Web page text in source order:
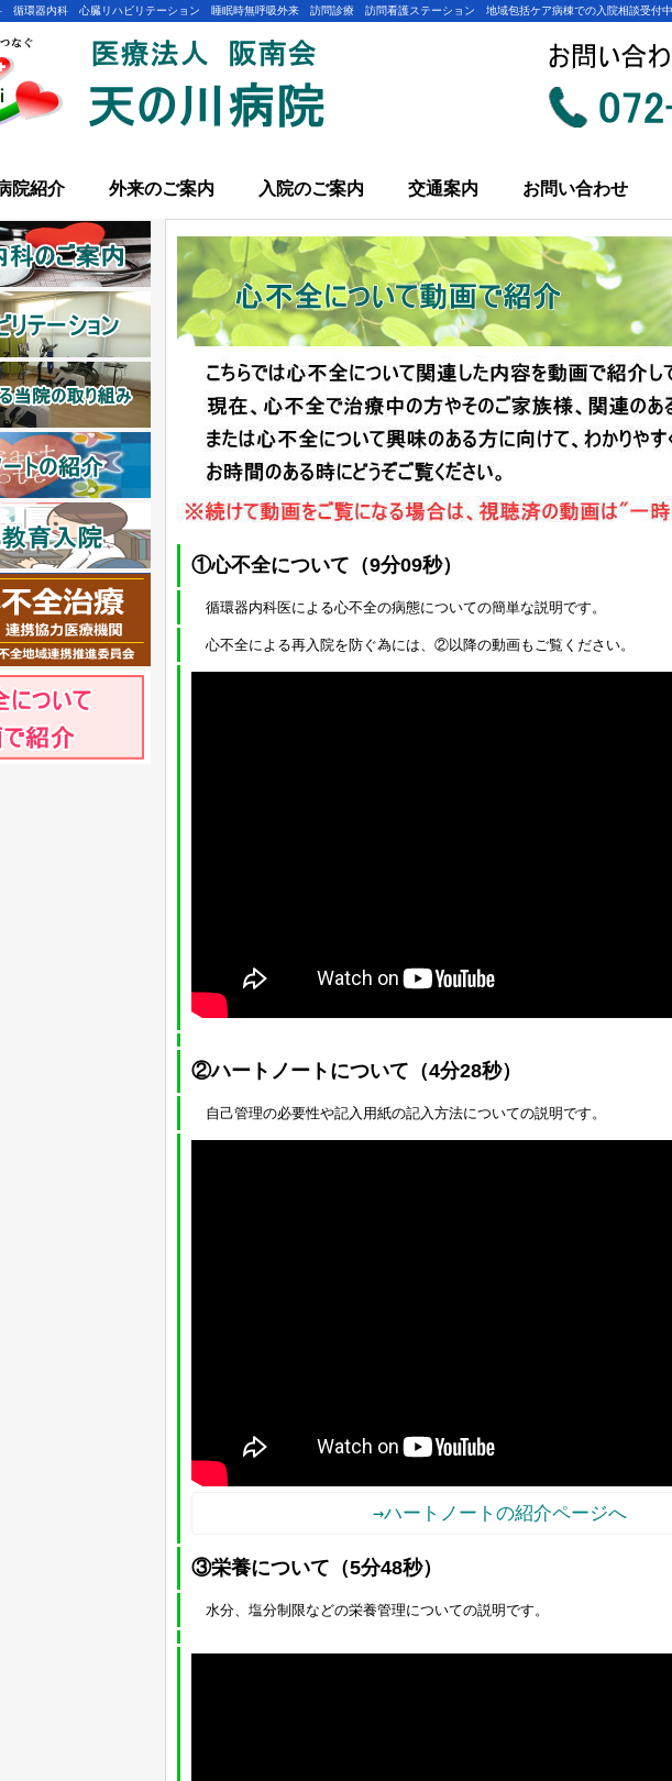
循環器内科 心臓リハビリテーション 睡眠時無呼吸外来 訪問診療 訪問看護ステーション 地域包括ケア病棟での入院相談受付
院紹介 外来のご案内 入院のご案内 交通案内 お問い合わせ
①心不全について（9分09秒）
循環器内科医による心不全の病態についての簡単な説明です。
心不全による再入院を防ぐ為には、②以降の動画もご覧ください。
②ハートノートについて（4分28秒）
自己管理の必要性や記入用紙の記入方法についての説明です。
→ハートノートの紹介ページへ
③栄養について（5分48秒）
水分、塩分制限などの栄養管理についての説明です。